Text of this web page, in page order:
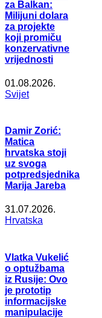
za Balkan:
Milijuni dolara
za projekte
koji promiču
konzervativne
vrijednosti
01.08.2026.
Svijet
Damir Zorić:
Matica
hrvatska stoji
uz svoga
potpredsjednika
Marija Jareba
31.07.2026.
Hrvatska
Vlatka Vukelić
o optužbama
iz Rusije: Ovo
je prototip
informacijske
manipulacije